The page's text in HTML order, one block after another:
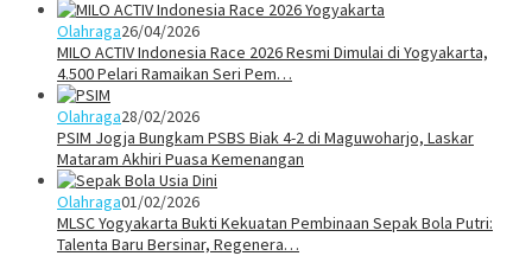
Olahraga26/04/2026
MILO ACTIV Indonesia Race 2026 Resmi Dimulai di Yogyakarta,
4.500 Pelari Ramaikan Seri Pem…
Olahraga28/02/2026
PSIM Jogja Bungkam PSBS Biak 4-2 di Maguwoharjo, Laskar
Mataram Akhiri Puasa Kemenangan
Olahraga01/02/2026
MLSC Yogyakarta Bukti Kekuatan Pembinaan Sepak Bola Putri:
Talenta Baru Bersinar, Regenera…